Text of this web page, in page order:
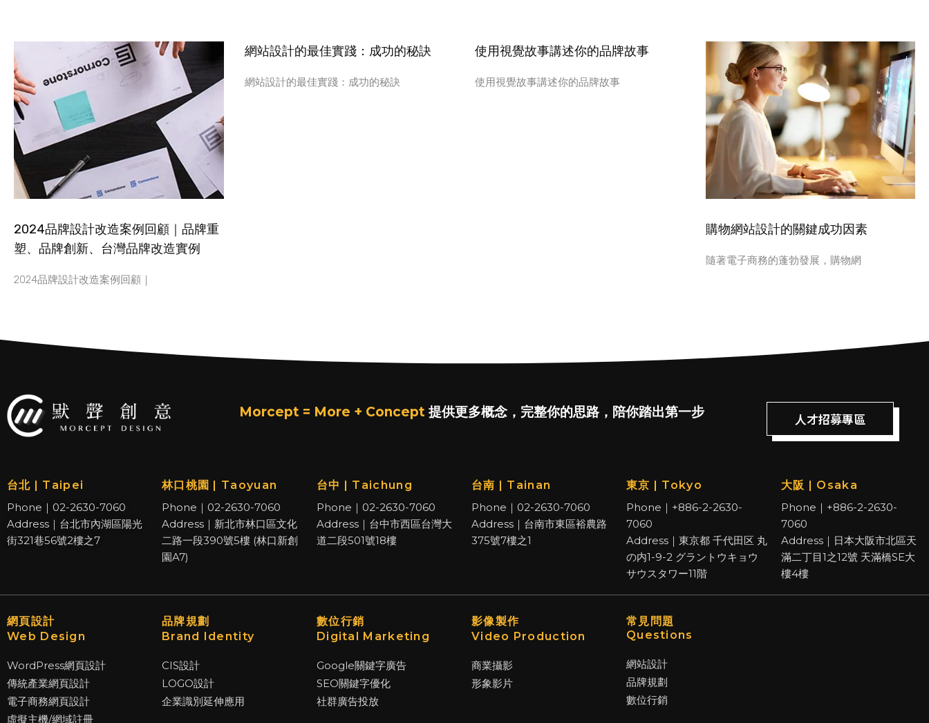
2024品牌設計改造案例回顧｜品牌重
塑、品牌創新、台灣品牌改造實例
2024品牌設計改造案例回顧｜
網站設計的最佳實踐：成功的秘訣
網站設計的最佳實踐：成功的秘訣
使用視覺故事講述你的品牌故事
使用視覺故事講述你的品牌故事
購物網站設計的關鍵成功因素
隨著電子商務的蓬勃發展，購物網
Morcept = More + Concept 提供更多概念，完整你的思路，陪你踏出第一步 人才招募專區
台北 | Taipei
Phone｜02-2630-7060
Address｜台北市內湖區陽光
街321巷56號2樓之7
林口桃園 | Taoyuan
Phone｜02-2630-7060
Address｜新北市林口區文化
二路一段390號5樓 (林口新創
園A7)
台中 | Taichung
Phone｜02-2630-7060
Address｜台中市西區台灣大
道二段501號18樓
台南 | Tainan
Phone｜02-2630-7060
Address｜台南市東區裕農路
375號7樓之1
東京 | Tokyo
Phone｜+886-2-2630-
7060
Address｜東京都 千代田区 丸
の内1-9-2 グラントウキョウ
サウスタワー11階
大阪 | Osaka
Phone｜+886-2-2630-
7060
Address｜日本大阪市北區天
滿二丁目1之12號 天滿橋SE大
樓4樓
網頁設計
Web Design
WordPress網頁設計
傳統產業網頁設計
電子商務網頁設計
虛擬主機/網域註冊
品牌規劃
Brand Identity
CIS設計
LOGO設計
企業識別延伸應用
數位行銷
Digital Marketing
Google關鍵字廣告
SEO關鍵字優化
社群廣告投放
影像製作
Video Production
商業攝影
形象影片
常見問題
Questions
網站設計
品牌規劃
數位行銷